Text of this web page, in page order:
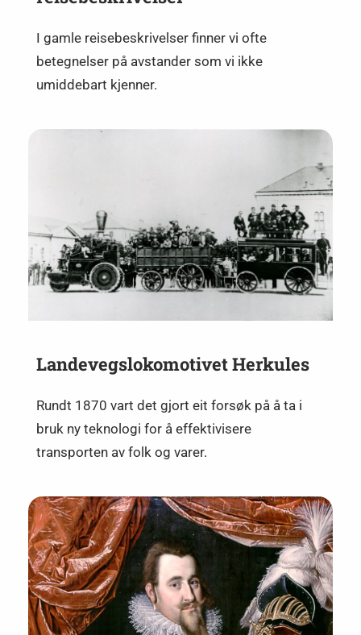
I gamle reisebeskrivelser finner vi ofte
betegnelser på avstander som vi ikke
umiddebart kjenner.
Landevegslokomotivet Herkules
Rundt 1870 vart det gjort eit forsøk på å ta i
bruk ny teknologi for å effektivisere
transporten av folk og varer.